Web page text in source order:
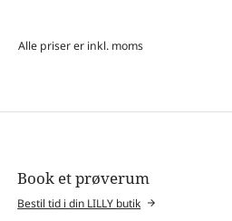
Alle priser er inkl. moms
Book et prøverum
Bestil tid i din LILLY butik